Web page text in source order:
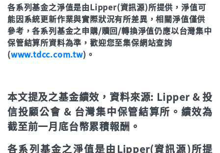
近6個月
近1年(%)
近2年(%)
近3年
立即申購
各系列基金之淨值是由Lipper(資訊源)所提供，淨值可
能因系統更新作業與實際狀況有所差異，相關淨值僅供
參考，各系列基金之申購/贖回/轉換淨值仍應以台灣集中
保管結算所資料為準，歡迎您至集保網站查詢
(www.tdcc.com.tw)。
本文提及之基金績效，資料來源: Lipper & 投
信投顧公會 & 台灣集中保管結算所。績效為
截至前一月底台幣累積報酬。
各系列基金之淨值是由Lipper(資訊源)所提